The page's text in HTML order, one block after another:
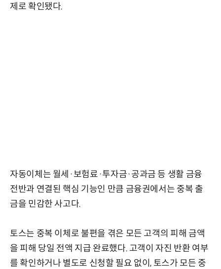
제로 확인됐다.
자동이체는 월세·보험료·투자금·공과금 등 생활 금융
전반과 연결된 핵심 기능인 만큼 금융권에서는 중복 출
금을 민감한 사고다.
토스는 중복 이체로 불편을 겪은 모든 고객의 피해 금액
을 피해 당일 전액 지급 완료했다. 고객이 자진 반환 여부
를 확인하거나 별도로 신청할 필요 없이, 토스가 모든 중